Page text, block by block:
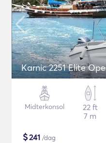
Karnic 2251 Elite
Midterkonsol
22 ft
7 m
$241 /dag